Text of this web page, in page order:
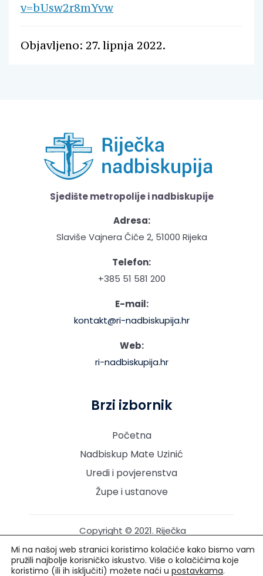
v=bUsw2r8mYvw
Objavljeno: 27. lipnja 2022.
Sjedište metropolije i nadbiskupije
Adresa:
Slaviše Vajnera Čiče 2, 51000 Rijeka
Telefon:
+385 51 581 200
E-mail:
kontakt@ri-nadbiskupija.hr
Web:
ri-nadbiskupija.hr
Brzi izbornik
Početna
Nadbiskup Mate Uzinić
Uredi i povjerenstva
Župe i ustanove
Copyright © 2021. Riječka
nadbiskupija. Sva prava
pridržana.
Mi na našoj web stranici koristimo kolačiće kako bismo vam
pružili najbolje korisničko iskustvo. Više o kolačićima koje
koristimo (ili ih isključiti) možete naći u postavkama.